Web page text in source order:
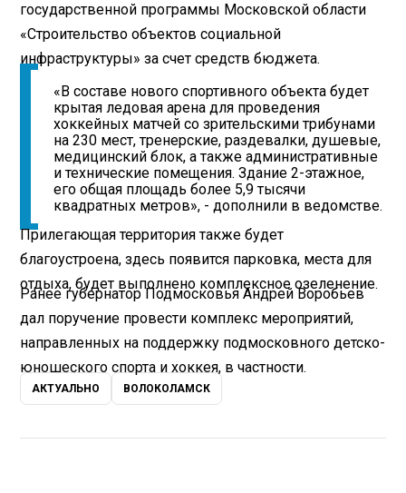
государственной программы Московской области
«Строительство объектов социальной
инфраструктуры» за счет средств бюджета.
«В составе нового спортивного объекта будет
крытая ледовая арена для проведения
хоккейных матчей со зрительскими трибунами
на 230 мест, тренерские, раздевалки, душевые,
медицинский блок, а также административные
и технические помещения. Здание 2-этажное,
его общая площадь более 5,9 тысячи
квадратных метров», - дополнили в ведомстве.
Прилегающая территория также будет
благоустроена, здесь появится парковка, места для
отдыха, будет выполнено комплексное озеленение.
Ранее губернатор Подмосковья Андрей Воробьев
дал поручение провести комплекс мероприятий,
направленных на поддержку подмосковного детско-
юношеского спорта и хоккея, в частности.
АКТУАЛЬНО ВОЛОКОЛАМСК